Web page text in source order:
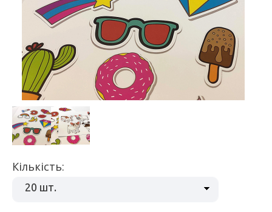
Кількість:
20 шт.